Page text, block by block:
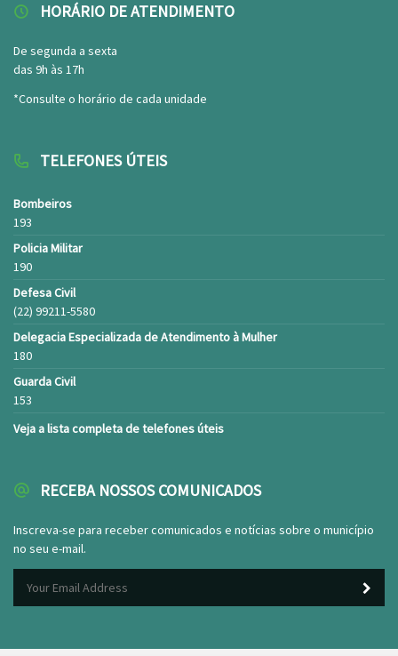
HORÁRIO DE ATENDIMENTO
De segunda a sexta
das 9h às 17h
*Consulte o horário de cada unidade
TELEFONES ÚTEIS
Bombeiros
193
Policia Militar
190
Defesa Civil
(22) 99211-5580
Delegacia Especializada de Atendimento à Mulher
180
Guarda Civil
153
Veja a lista completa de telefones úteis
RECEBA NOSSOS COMUNICADOS
Inscreva-se para receber comunicados e notícias sobre o município
no seu e-mail.